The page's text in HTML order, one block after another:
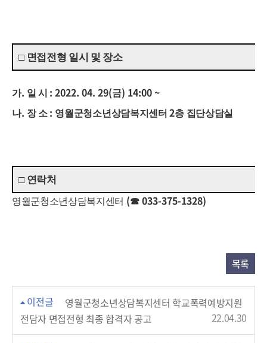
□ 면접전형 일시 및 장소
가. 일 시 : 2022. 04. 29(금) 14:00 ~
나. 장 소 : 영월군청소년상담복지센터2층 집단상담실
□ 연락처
영월군청소년상담복지센터 (☎ 033-375-1328)
목록
이전글
영월군청소년상담복지센터 학교폭력예방지원
전담자 면접전형 최종 합격자 공고
22.04.30